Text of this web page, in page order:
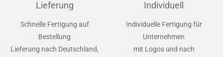
Lieferung
Schnelle Fertigung auf
Bestellung
Lieferung nach Deutschland,
Individuell
Individuelle Fertigung für
Unternehmen
mit Logos und nach